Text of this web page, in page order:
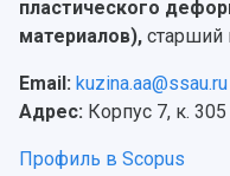
пластического
материалов), старший
Email: kuzina.aa@ssau.ru
Адрес: Корпус 7, к. 305
Профиль в Scopus